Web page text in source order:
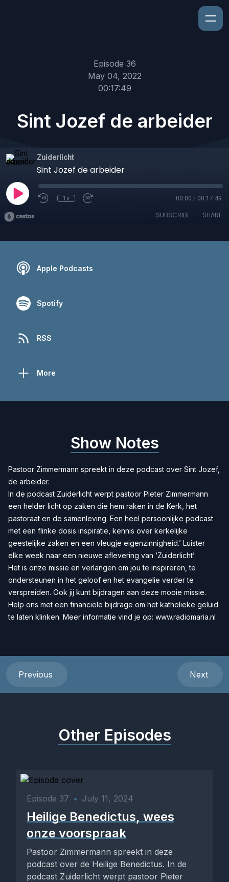
Episode 36
May 04, 2022
00:17:49
Sint Jozef de arbeider
Zuiderlicht
Sint Jozef de arbeider
1x 00:00 / 00:17:49
SUBSCRIBE SHARE
Apple Podcasts
Spotify
RSS
More
Show Notes
Pastoor Zimmermann spreekt in deze podcast over Sint Jozef,
de arbeider.
In de podcast Zuiderlicht werpt pastoor Pieter Zimmermann
een helder licht op zaken die hem raken in de Kerk, het
pastoraat en de samenleving. Een heel persoonlijke podcast
met een flinke dosis inspiratie, kennis over kerkelijke
geestelijke zaken en een vleugje eigenzinnigheid.’ Luister
elke week naar een nieuwe aflevering van ‘Zuiderlicht’.
Het is onze missie en verlangen om jou te inspireren, te
ondersteunen in het geloof en het evangelie verder te
verspreiden. Ook jij kunt bijdragen aan deze mooie missie.
Help ons met een financiële bijdrage om het katholieke geluid
te laten klinken. Meer informatie vind je op: www.radiomaria.nl
Previous Next
Other Episodes
Episode 37 • July 11, 2024
Heilige Benedictus, wees
onze voorspraak
Pastoor Zimmermann spreekt in deze
podcast over de Heilige Benedictus. In de
podcast Zuiderlicht werpt pastoor Pieter